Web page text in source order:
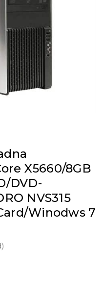
X5660/8GB
DVD-
NVS315
Winodws 7